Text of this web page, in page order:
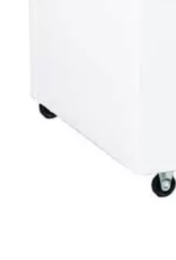
trên mặt tủ hoàn
ko gây sát thương cho
của Kính cường lực